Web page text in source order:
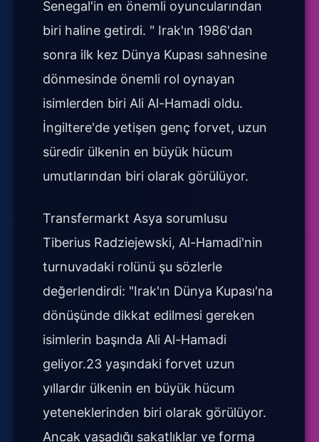
Senegal'in en önemli oyuncularından
biri haline getirdi. " Irak'ın 1986'dan
sonra ilk kez Dünya Kupası sahnesine
dönmesinde önemli rol oynayan
isimlerden biri Ali Al-Hamadi oldu.
İngiltere'de yetişen genç forvet, uzun
süredir ülkenin en büyük hücum
umutlarından biri olarak görülüyor.
Transfermarkt Asya sorumlusu
Tiberius Radziejewski, Al-Hamadi'nin
turnuvadaki rolünü şu sözlerle
değerlendirdi: "Irak'ın Dünya Kupası'na
dönüşünde dikkat edilmesi gereken
isimlerin başında Ali Al-Hamadi
geliyor.23 yaşındaki forvet uzun
yıllardır ülkenin en büyük hücum
yeteneklerinden biri olarak görülüyor.
Ancak yaşadığı sakatlıklar ve forma